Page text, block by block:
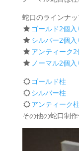
蛇口のラインナ
ゴールド2個入
シルバー2個入
アンティーク2
ノーマル2個入
ゴールド柱
シルバー柱
アンティーク柱
その他の蛇口制